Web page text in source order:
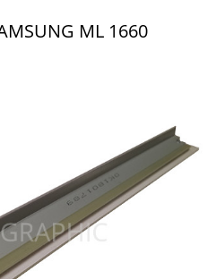
ML 1660